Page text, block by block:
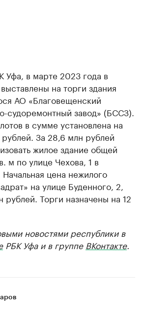
Уфа, в марте 2023 года в
на торги здания
АО «Благовещенский
судоремонтный завод» (БССЗ).
в сумме установлена на
За 28,6 млн рублей
жилое здание общей
м по улице Чехова, 1 в
цена нежилого
на улице Буденного, 2,
рублей. Торги назначены на 12
новостями республики в
РБК Уфа и в группе ВКонтакте.